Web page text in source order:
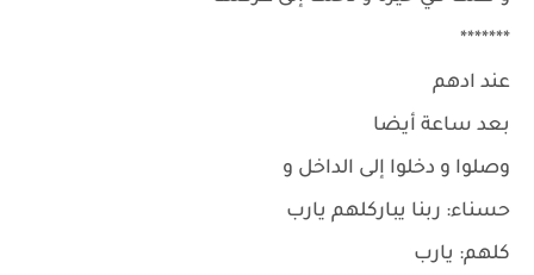
*******
عند ادهم
بعد ساعة أيضا
وصلوا و دخلوا إلى الداخل و
حسناء: ربنا يباركلهم يارب
كلهم: يارب